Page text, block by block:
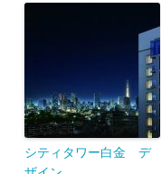
シティタワー白金 デ